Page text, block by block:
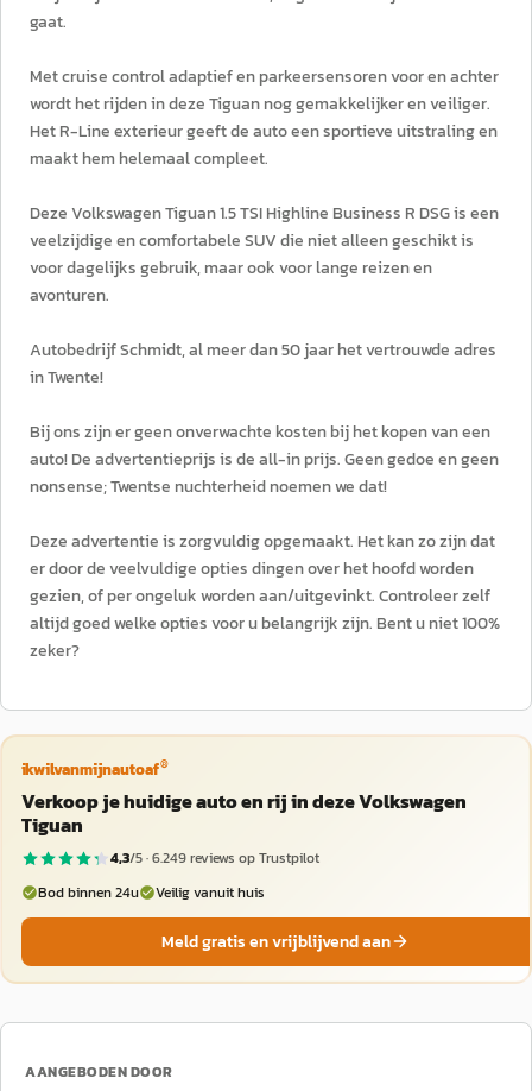
gaat.
Met cruise control adaptief en parkeersensoren voor en achter
wordt het rijden in deze Tiguan nog gemakkelijker en veiliger.
Het R-Line exterieur geeft de auto een sportieve uitstraling en
maakt hem helemaal compleet.
Deze Volkswagen Tiguan 1.5 TSI Highline Business R DSG is een
veelzijdige en comfortabele SUV die niet alleen geschikt is
voor dagelijks gebruik, maar ook voor lange reizen en
avonturen.
Autobedrijf Schmidt, al meer dan 50 jaar het vertrouwde adres
in Twente!
Bij ons zijn er geen onverwachte kosten bij het kopen van een
auto! De advertentieprijs is de all-in prijs. Geen gedoe en geen
nonsense; Twentse nuchterheid noemen we dat!
Deze advertentie is zorgvuldig opgemaakt. Het kan zo zijn dat
er door de veelvuldige opties dingen over het hoofd worden
gezien, of per ongeluk worden aan/uitgevinkt. Controleer zelf
altijd goed welke opties voor u belangrijk zijn. Bent u niet 100%
zeker?
ikwilvanmijnautoaf®
Verkoop je huidige auto en rij in deze Volkswagen
Tiguan
4,3/5 ·6.249reviews op Trustpilot
Bod binnen 24u
Veilig vanuit huis
Meld gratis en vrijblijvend aan
AANGEBODEN DOOR